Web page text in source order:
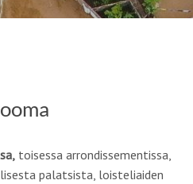
toisessa arrondissementissa,
palatsista, loisteliaiden